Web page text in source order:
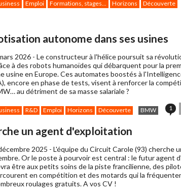
Emploi Formations, stages... Horizons Découverte
autonome dans ses usines
2026 - Le constructeur à l'hélice poursuit sa
à des robots humanoïdes qui débarquent pour la
usine en Europe. Ces automates boostés à
encore en phase de tests, visent à renforcer la
au détriment de sa masse salariale ?
R&D Emploi Horizons Découverte BMW 1
un agent d'exploitation
2025 - L'équipe du Circuit Carole (93) cherche
Or le poste à pourvoir est central : le futur agent
être aux petits soins de la piste francilienne, des
en compétition et des motards qui la
roulages gratuits. A vos CV !